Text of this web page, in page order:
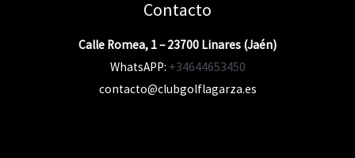
Contacto
Calle Romea, 1 – 23700 Linares (Jaén)
WhatsAPP: +34644653450
contacto@clubgolflagarza.es